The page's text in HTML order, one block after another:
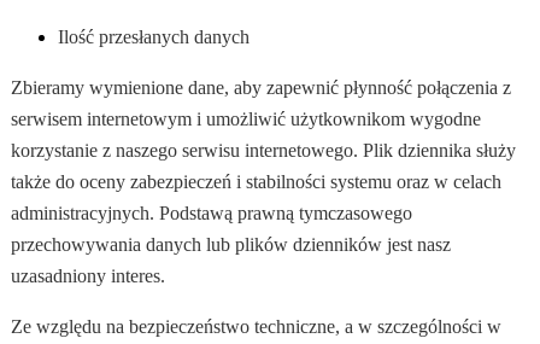
Ilość przesłanych danych
Zbieramy wymienione dane, aby zapewnić płynność połączenia z
serwisem internetowym i umożliwić użytkownikom wygodne
korzystanie z naszego serwisu internetowego. Plik dziennika służy
także do oceny zabezpieczeń i stabilności systemu oraz w celach
administracyjnych. Podstawą prawną tymczasowego
przechowywania danych lub plików dzienników jest nasz
uzasadniony interes.
Ze względu na bezpieczeństwo techniczne, a w szczególności w